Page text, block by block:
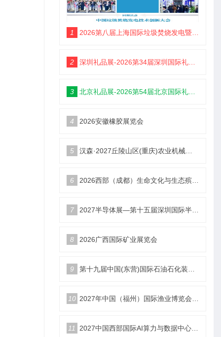
1 2026第八届上海国际垃圾焚烧发电暨固废处理技术展览会
2 深圳礼品展-2026第34届深圳国际礼品及家居用品展览会
3 北京礼品展-2026第54届北京国际礼品、赠品及家庭用品展览会
4 2026安徽橡胶展览会
5 汉森·2027丘陵山区(重庆)农业机械展览会
6 2026西部（成都）生命文化与生态殡葬产业展览会
7 2027半导体展—第十五届深圳国际半导体产业展览会
8 2026广西国际矿业展览会
9 第十九届中国(东营)国际石油石化装备与技术展览会
10 2027年中国（福州）国际渔业博览会|福州渔博会
11 2027中国西部国际AI算力与数据中心液冷产业展览会